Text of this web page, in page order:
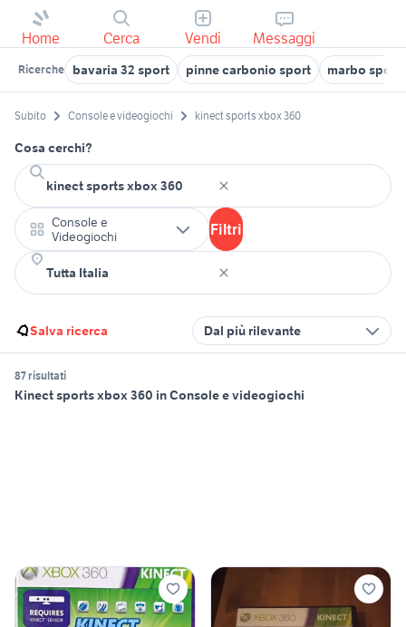
Home Cerca Vendi Messaggi
Ricerche bavaria 32 sport pinne carbonio sport marbo sport
Subito Console e videogiochi kinect sports xbox 360
Cosa cerchi?
Console e
Videogiochi
Filtri
Salva ricerca Dal più rilevante
87 risultati
Kinect sports xbox 360 in Console e videogiochi